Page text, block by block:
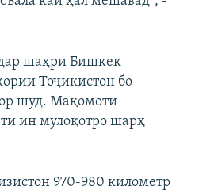
шаҳри Бишкек
Тоҷикистон бо
шуд. Мақомоти
ин мулоқотро шарҳ
970-980 километр